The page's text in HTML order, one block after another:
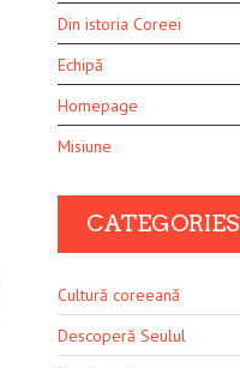
Din istoria Coreei
Echipă
Homepage
Misiune
CATEGORIES
Cultură coreeană
Descoperă Seulul